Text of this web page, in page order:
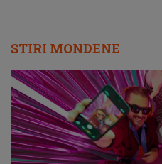
STIRI MONDENE